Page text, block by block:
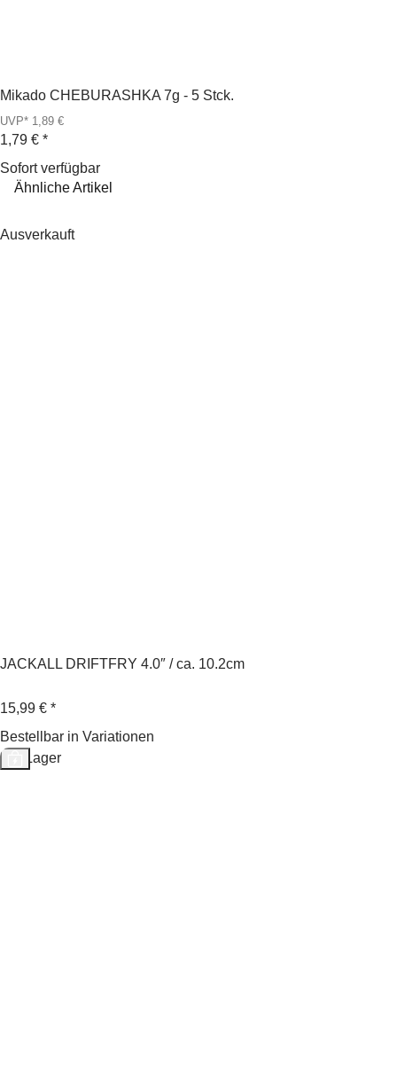
Mikado CHEBURASHKA 7g - 5 Stck.
UVP* 1,89 €
1,79 € *
Sofort verfügbar
Ähnliche Artikel
Ausverkauft
JACKALL DRIFTFRY 4.0″ / ca. 10.2cm
15,99 € *
Bestellbar in Variationen
Auf Lager